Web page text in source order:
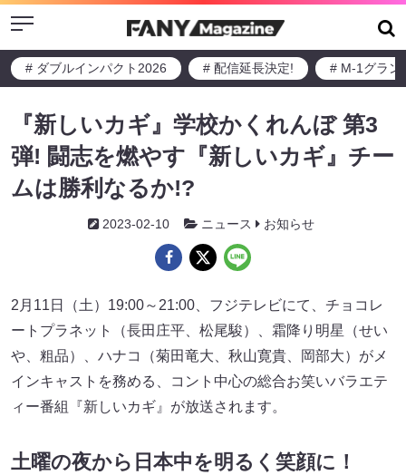
Menu
# ダブルインパクト2026 # 配信延長決定! # M-1グラン
『新しいカギ』学校かくれんぼ 第3
弾! 闘志を燃やす『新しいカギ』チー
ムは勝利なるか!?
2023-02-10 ニュース お知らせ
2月11日（土）19:00～21:00、フジテレビにて、チョコレ
ートプラネット（長田庄平、松尾駿）、霜降り明星（せい
や、粗品）、ハナコ（菊田竜大、秋山寛貴、岡部大）がメ
インキャストを務める、コント中心の総合お笑いバラエテ
ィー番組『新しいカギ』が放送されます。
土曜の夜から日本中を明るく笑顔に！